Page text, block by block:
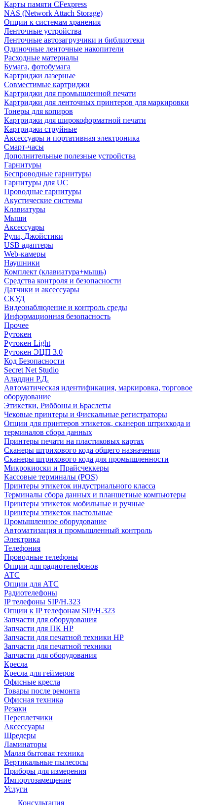
Карты памяти CFexpress
NAS (Network Attach Storage)
Опции к системам хранения
Ленточные устройства
Ленточные автозагрузчики и библиотеки
Одиночные ленточные накопители
Расходные материалы
Бумага, фотобумага
Картриджи лазерные
Совместимые картриджи
Картриджи для промышленной печати
Картриджи для ленточных принтеров для маркировки
Тонеры для копиров
Картриджи для широкоформатной печати
Картриджи струйные
Аксессуары и портативная электроника
Смарт-часы
Дополнительные полезные устройства
Гарнитуры
Беспроводные гарнитуры
Гарнитуры для UC
Проводные гарнитуры
Акустические системы
Клавиатуры
Мыши
Аксессуары
Рули, Джойстики
USB адаптеры
Web-камеры
Наушники
Комплект (клавиатура+мышь)
Средства контроля и безопасности
Датчики и аксессуары
СКУД
Видеонаблюдение и контроль среды
Информационная безопасность
Прочее
Рутокен
Рутокен Light
Рутокен ЭЦП 3.0
Код Безопасности
Secret Net Studio
Аладдин Р.Д.
Автоматическая идентификация, маркировка, торговое
оборудование
Этикетки, Риббоны и Браслеты
Чековые принтеры и Фискальные регистраторы
Опции для принтеров этикеток, сканеров штрихкода и
терминалов сбора данных
Принтеры печати на пластиковых картах
Сканеры штрихового кода общего назначения
Сканеры штрихового кода для промышленности
Микрокиоски и Прайсчеккеры
Кассовые терминалы (POS)
Принтеры этикеток индустриального класса
Терминалы сбора данных и планшетные компьютеры
Принтеры этикеток мобильные и ручные
Принтеры этикеток настольные
Промышленное оборудование
Автоматизация и промышленный контроль
Электрика
Телефония
Проводные телефоны
Опции для радиотелефонов
АТС
Опции для АТС
Радиотелефоны
IP телефоны SIP/H.323
Опции к IP телефонам SIP/H.323
Запчасти для оборудования
Запчасти для ПК HP
Запчасти для печатной техники HP
Запчасти для печатной техники
Запчасти для оборудования
Кресла
Кресла для геймеров
Офисные кресла
Товары после ремонта
Офисная техника
Резаки
Переплетчики
Аксессуары
Шредеры
Ламинаторы
Малая бытовая техника
Вертикальные пылесосы
Приборы для измерения
Импортозамещение
Услуги
Консультация